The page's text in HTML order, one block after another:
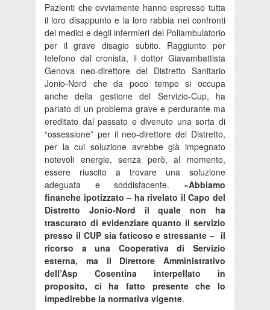
Pazienti che ovviamente hanno espresso tutta
il loro disappunto e la loro rabbia nei confronti
dei medici e degli infermieri del Poliambulatorio
per il grave disagio subito. Raggiunto per
telefono dal cronista, il dottor Giavambattista
Genova neo-direttore del Distretto Sanitario
Jonio-Nord che da poco tempo si occupa
anche della gestione del Servizio-Cup, ha
parlato di un problema grave e perdurante ma
ereditato dal passato e divenuto una sorta di
“ossessione” per il neo-direttore del Distretto,
per la cui soluzione avrebbe già impegnato
notevoli energie, senza però, al momento,
essere riuscito a trovare una soluzione
adeguata e soddisfacente. «Abbiamo
finanche ipotizzato – ha rivelato il Capo del
Distretto Jonio-Nord il quale non ha
trascurato di evidenziare quanto il servizio
presso il CUP sia faticoso e stressante – il
ricorso a una Cooperativa di Servizio
esterna, ma il Direttore Amministrativo
dell’Asp Cosentina interpellato in
proposito, ci ha fatto presente che lo
impedirebbe la normativa vigente.